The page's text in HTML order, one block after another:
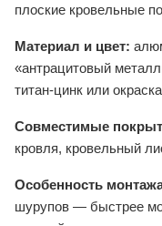
плоские кровельные
Материал и цвет:
«антрацитовый
титан-цинк или
Совместимые
кровля, кровельный
Особенность
шурупов — быстрее